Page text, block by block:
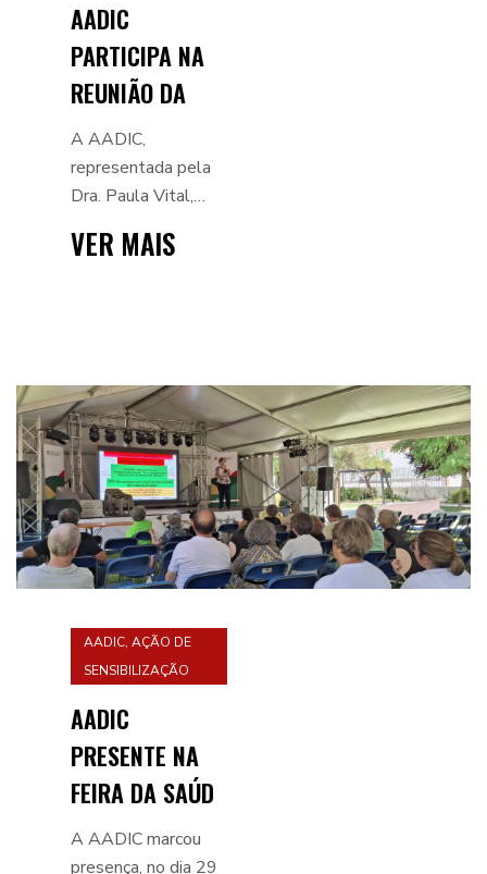
AADIC
PARTICIPA NA
REUNIÃO DA
HEART FAILURE
PATIENT
NETWORK DA
GLOBAL HEART
A AADIC,
representada pela
Dra. Paula Vital,
nossa associação,
VER MAIS
AADIC, AÇÃO DE
SENSIBILIZAÇÃO
AADIC
PRESENTE NA
FEIRA DA SAÚDE
DE SERPA
A AADIC marcou
presença, no dia 29